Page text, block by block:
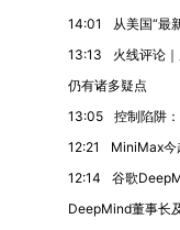
14:01
从美国“最
13:13
火线评论
仍有诸多疑点
13:05
控制陷阱
12:21
MiniMax今
12:14
谷歌
DeepMind董事长